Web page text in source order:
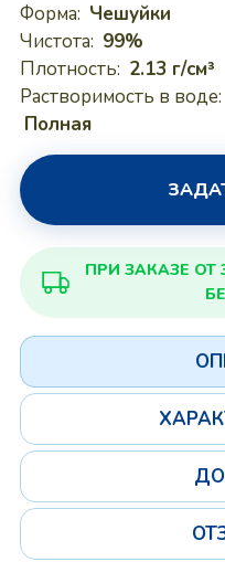
Форма: Чешуйки
Чистота: 99%
Плотность: 2.13 г/см³
Растворимость в воде:
Полная
ПРИ ЗАКАЗЕ ОТ